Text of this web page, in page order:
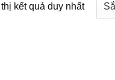
kết quả duy nhất